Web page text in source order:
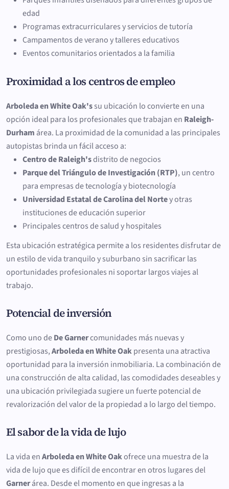
edad
Programas extracurriculares y servicios de tutoría
Campamentos de verano y talleres educativos
Eventos comunitarios orientados a la familia
Proximidad a los centros de empleo
Arboleda en White Oak'ssu ubicación lo convierte en una
opción ideal para los profesionales que trabajan en Raleigh-
Durham área. La proximidad de la comunidad a las principales
autopistas brinda un fácil acceso a:
Centro de Raleigh'sdistrito de negocios
Parque del Triángulo de Investigación (RTP), un centro
para empresas de tecnología y biotecnología
Universidad Estatal de Carolina del Nortey otras
instituciones de educación superior
Principales centros de salud y hospitales
Esta ubicación estratégica permite a los residentes disfrutar de
un estilo de vida tranquilo y suburbano sin sacrificar las
oportunidades profesionales ni soportar largos viajes al
trabajo.
Potencial de inversión
Como uno deDe Garnercomunidades más nuevas y
prestigiosas,Arboleda en White Oakpresenta una atractiva
oportunidad para la inversión inmobiliaria. La combinación de
una construcción de alta calidad, las comodidades deseables y
una ubicación privilegiada sugiere un fuerte potencial de
revalorización del valor de la propiedad a lo largo del tiempo.
El sabor de la vida de lujo
La vida enArboleda en White Oakofrece una muestra de la
vida de lujo que es difícil de encontrar en otros lugares del
Garnerárea. Desde el momento en que ingresas a la